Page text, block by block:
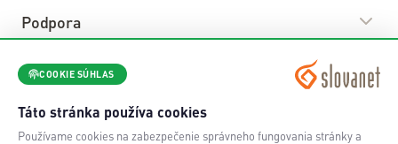
Kariéra
Nadačný fond Slovanet
Internet
Telefonovanie
Balíky
Podpora
Prevádzkové oznamy
Návody a postupy
Nástroje
Môj Slovanet
COOKIE SÚHLAS
Táto stránka používa cookies
Používame cookies na zabezpečenie správneho fungovania stránky a